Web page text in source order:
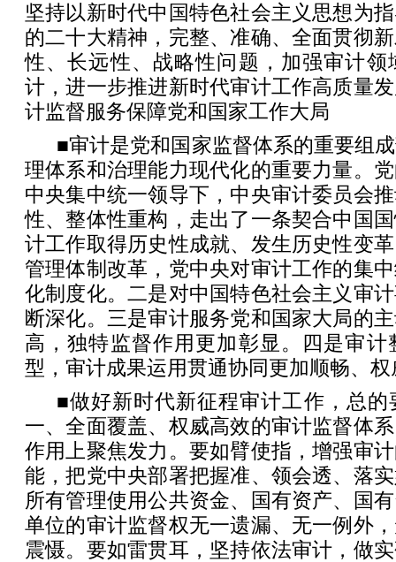
坚持以新时代中国特色社会主义思想为
的二十大精神，完整、准确、全面贯彻
性、长远性、战略性问题，加强审计领
计，进一步推进新时代审计工作高质量
计监督服务保障党和国家工作大局
■审计是党和国家监督体系的重要组
理体系和治理能力现代化的重要力量。
中央集中统一领导下，中央审计委员会
性、整体性重构，走出了一条契合中国
计工作取得历史性成就、发生历史性变
管理体制改革，党中央对审计工作的集
化制度化。二是对中国特色社会主义审
断深化。三是审计服务党和国家大局的
高，独特监督作用更加彰显。四是审计
型，审计成果运用贯通协同更加顺畅、
■做好新时代新征程审计工作，总
一、全面覆盖、权威高效的审计监督体
作用上聚焦发力。要如臂使指，增强审
能，把党中央部署把握准、领会透、落
所有管理使用公共资金、国有资产、国
单位的审计监督权无一遗漏、无一例外
震慑。要如雷贯耳，坚持依法审计，做